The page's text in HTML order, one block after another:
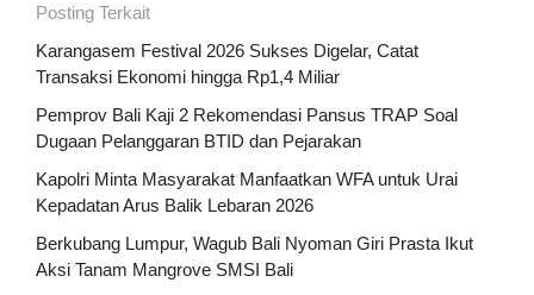
Posting Terkait
Karangasem Festival 2026 Sukses Digelar, Catat
Transaksi Ekonomi hingga Rp1,4 Miliar
Pemprov Bali Kaji 2 Rekomendasi Pansus TRAP Soal
Dugaan Pelanggaran BTID dan Pejarakan
Kapolri Minta Masyarakat Manfaatkan WFA untuk Urai
Kepadatan Arus Balik Lebaran 2026
Berkubang Lumpur, Wagub Bali Nyoman Giri Prasta Ikut
Aksi Tanam Mangrove SMSI Bali